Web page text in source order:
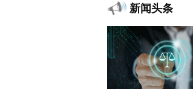
新闻头条